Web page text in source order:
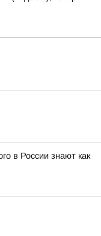
в России знают как